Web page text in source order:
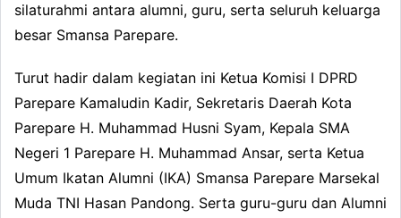
silaturahmi antara alumni, guru, serta seluruh keluarga
besar Smansa Parepare.
Turut hadir dalam kegiatan ini Ketua Komisi I DPRD
Parepare Kamaludin Kadir, Sekretaris Daerah Kota
Parepare H. Muhammad Husni Syam, Kepala SMA
Negeri 1 Parepare H. Muhammad Ansar, serta Ketua
Umum Ikatan Alumni (IKA) Smansa Parepare Marsekal
Muda TNI Hasan Pandong. Serta guru-guru dan Alumni